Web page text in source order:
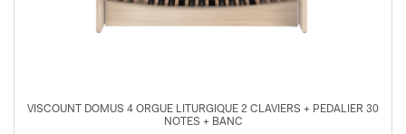
VISCOUNT DOMUS 4 ORGUE LITURGIQUE 2 CLAVIERS + PEDALIER 30
NOTES + BANC